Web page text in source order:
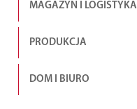
MAGAZYN I LOGISTYKA
PRODUKCJA
DOM I BIURO